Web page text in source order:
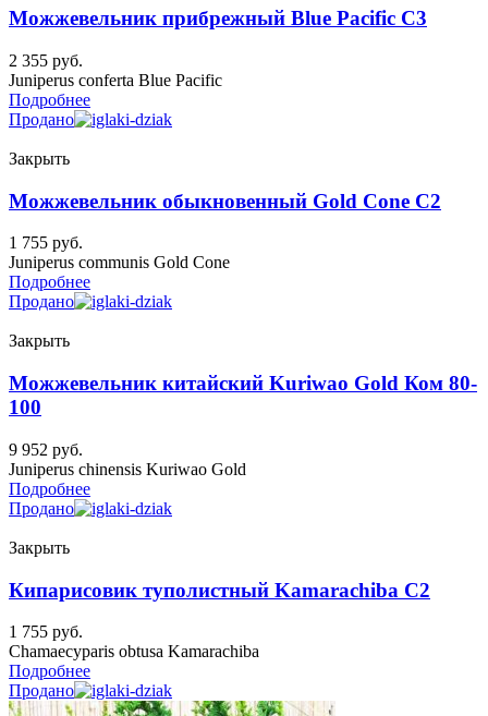
Можжевельник прибрежный Blue Pacific C3
2 355 руб.
Juniperus conferta Blue Pacific
Подробнее
Продано
Закрыть
Можжевельник обыкновенный Gold Cone C2
1 755 руб.
Juniperus communis Gold Cone
Подробнее
Продано
Закрыть
Можжевельник китайский Kuriwao Gold Ком 80-
100
9 952 руб.
Juniperus chinensis Kuriwao Gold
Подробнее
Продано
Закрыть
Кипарисовик туполистный Kamarachiba C2
1 755 руб.
Chamaecyparis obtusa Kamarachiba
Подробнее
Продано